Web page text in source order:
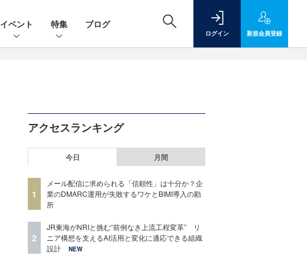
イベント 特集 ブログ
ログイン 新規会員登録
アクセスランキング
今日 月間
1
メール配信に求められる「信頼性」は十分か？企
業のDMARC運用が失敗するワケとBIMI導入の勘
所
2
JR東海がNRIと挑む“前例なき上流工程変革” リ
ニア構想を支えるAI活用と変化に適応できる組織
設計
NEW